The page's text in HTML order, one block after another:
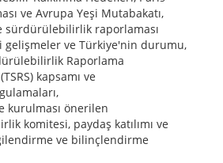
ve Avrupa Yeşi Mutabakatı,
sürdürülebilirlik raporlaması
gelişmeler ve Türkiye'nin durumu,
Raporlama
kapsamı ve
kurulması önerilen
komitesi, paydaş katılımı ve
ve bilinçlendirme